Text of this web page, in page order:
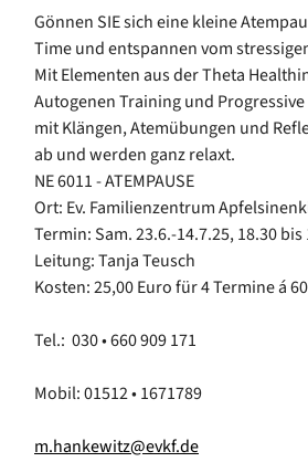
Gönnen SIE sich eine kleine
Time und entspannen vom
Mit Elementen aus der Theta
Autogenen Training und
mit Klängen, Atemübungen und
ab und werden ganz relaxt.
NE 6011 - ATEMPAUSE
Ort: Ev. Familienzentrum
Termin: Sam. 23.6.-14.7.25, 18.30
Leitung: Tanja Teusch
Kosten: 25,00 Euro für 4 Termine á
Tel.: 030 • 660 909 171
Mobil: 01512 • 1671789
m.hankewitz@evkf.de